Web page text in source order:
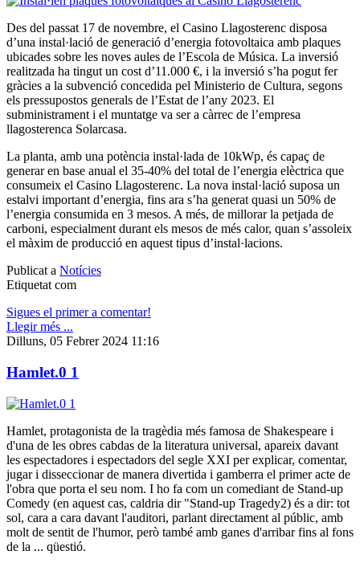
Des del passat 17 de novembre, el Casino Llagosterenc disposa
d’una instal·lació de generació d’energia fotovoltaica amb plaques
ubicades sobre les noves aules de l’Escola de Música. La inversió
realitzada ha tingut un cost d’11.000 €, i la inversió s’ha pogut fer
gràcies a la subvenció concedida pel Ministerio de Cultura, segons
els pressupostos generals de l’Estat de l’any 2023. El
subministrament i el muntatge va ser a càrrec de l’empresa
llagosterenca Solarcasa.
La planta, amb una potència instal·lada de 10kWp, és capaç de
generar en base anual el 35-40% del total de l’energia elèctrica que
consumeix el Casino Llagosterenc. La nova instal·lació suposa un
estalvi important d’energia, fins ara s’ha generat quasi un 50% de
l’energia consumida en 3 mesos. A més, de millorar la petjada de
carboni, especialment durant els mesos de més calor, quan s’assoleix
el màxim de producció en aquest tipus d’instal·lacions.
Publicat a Notícies
Etiquetat com
Sigues el primer a comentar!
Llegir més ...
Dilluns, 05 Febrer 2024 11:16
Hamlet.0 1
Hamlet, protagonista de la tragèdia més famosa de Shakespeare i
d'una de les obres cabdas de la literatura universal, apareix davant
les espectadores i espectadors del segle XXI per explicar, comentar,
jugar i disseccionar de manera divertida i gamberra el primer acte de
l'obra que porta el seu nom. I ho fa com un comediant de Stand-up
Comedy (en aquest cas, caldria dir "Stand-up Tragedy2) és a dir: tot
sol, cara a cara davant l'auditori, parlant directament al públic, amb
molt de sentit de l'humor, però també amb ganes d'arribar fins al fons
de la ... qüestió.